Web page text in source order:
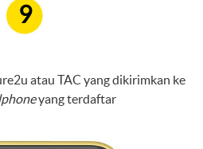
9
atau TAC yang dikirimkan ke
yang terdaftar